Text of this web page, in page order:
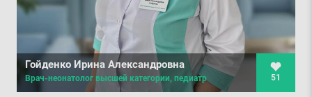
51
Гойденко Ирина Александровна
Врач-неонатолог высшей категории, педиатр